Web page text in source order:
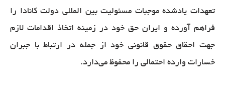
تعهدات یادشده موجبات مسئولیت بین المللی دولت کانادا را
فراهم آورده و ایران حق خود در زمینه اتخاذ اقدامات لازم
جهت احقاق حقوق قانونی خود از جمله در ارتباط با جبران
خسارات وارده احتمالی را محفوظ می‌دارد.